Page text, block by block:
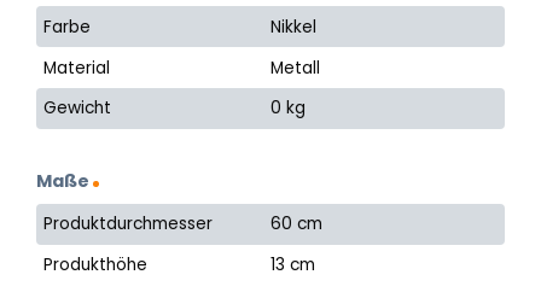
Farbe
Nikkel
Material
Metall
Gewicht
0 kg
Maße
Produktdurchmesser
60 cm
Produkthöhe
13 cm